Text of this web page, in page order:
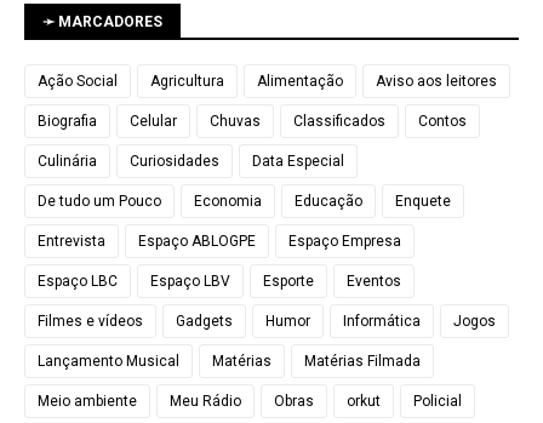
➛ MARCADORES
Ação Social Agricultura Alimentação Aviso aos leitores
Biografia Celular Chuvas Classificados Contos
Culinária Curiosidades Data Especial
De tudo um Pouco Economia Educação Enquete
Entrevista Espaço ABLOGPE Espaço Empresa
Espaço LBC Espaço LBV Esporte Eventos
Filmes e vídeos Gadgets Humor Informática Jogos
Lançamento Musical Matérias Matérias Filmada
Meio ambiente Meu Rádio Obras orkut Policial